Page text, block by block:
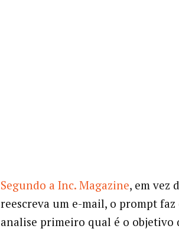
Segundo a Inc. Magazine, em vez
reescreva um e-mail, o prompt faz
analise primeiro qual é o objetivo